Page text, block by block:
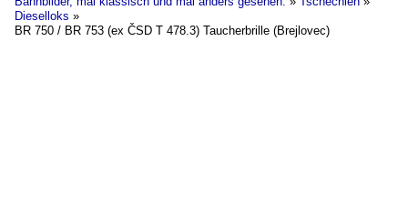
Dieselloks »
BR 750 / BR 753 (ex ČSD T 478.3) Taucherbrille (Brejlovec)